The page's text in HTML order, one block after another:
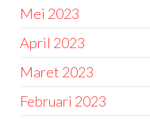
Mei 2023
April 2023
Maret 2023
Februari 2023